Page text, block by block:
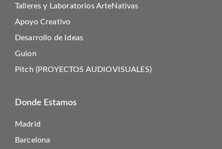
Talleres y Laboratorios ArteNativas
Apoyo Creativo
Desarrollo de Ideas
Guion
Pitch (PROYECTOS AUDIOVISUALES)
Donde Estamos
Madrid
Barcelona